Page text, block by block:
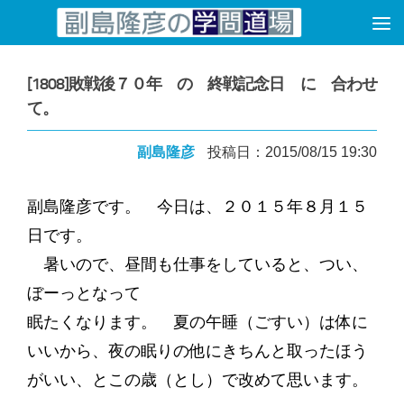
コンテンツへスキップ
[1808]敗戦後７０年 の 終戦記念日 に 合わせ
て。
副島隆彦 投稿日：2015/08/15 19:30
副島隆彦です。 今日は、２０１５年８月１５
日です。
暑いので、昼間も仕事をしていると、つい、
ぼーっとなって
眠たくなります。 夏の午睡（ごすい）は体に
いいから、夜の眠りの他にきちんと取ったほう
がいい、とこの歳（とし）で改めて思います。